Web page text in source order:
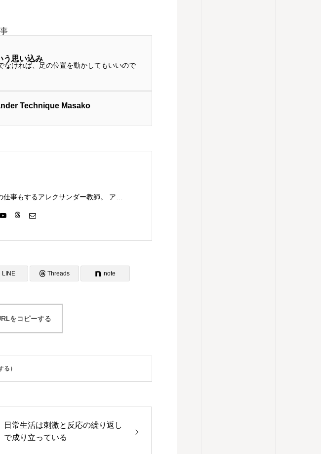
う思い込み
なければ、足の位置を動かしてもいいので
Technique Masako
主婦であり串打ちの仕事もするアレクサンダー教師。 アレクサンダー・テクニークのレッスンを東京都目黒区にて楽しくわかりやすく、伝えていきます。 アレクサンダー・テクニークの理解につながるものはなんでもチャレンジ。ということで、現在は、歌（コーラス多め）、ダンス（soul&lock）、パントマイム（基礎）、をやっていますが、やりたいことが増えてきてます。合唱は高校のときから続けていますが、ピッチパイプを買ったのは最近です。これはハーモニカに似ていますが、吹き方によって音が下がってしまうので、ものすごく自分の使い方を試されます。 2023年9月 アレクサンダーテクニークスタジオ東京(ATST)の教師養成講座を卒業 2023年10月 STAT(英国アレクサンダー・テクニーク教師協会)認定教師の資格を取得 神奈川県立生田高等学校卒業 東京理科大学理学部応用数学科卒業 高校・大学・社会人と合唱を続け現在は楽器としての声を勉強中 1970年生まれ 1児の母
LINE Threads note
をコピーする
）
日常生活は刺激と反応の繰り返し
で成り立っている